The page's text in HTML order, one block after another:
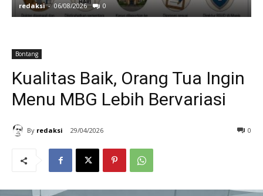
redaksi - 06/08/2026 0